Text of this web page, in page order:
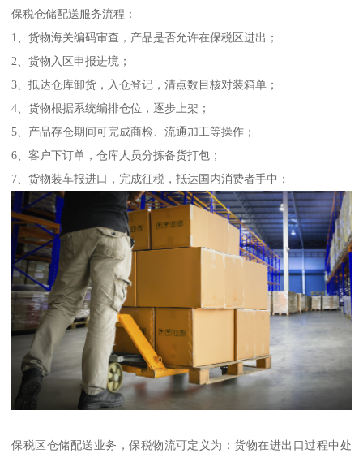
保税仓储配送服务流程：
1、货物海关编码审查，产品是否允许在保税区进出；
2、货物入区申报进境；
3、抵达仓库卸货，入仓登记，清点数目核对装箱单；
4、货物根据系统编排仓位，逐步上架；
5、产品存仓期间可完成商检、流通加工等操作；
6、客户下订单，仓库人员分拣备货打包；
7、货物装车报进口，完成征税，抵达国内消费者手中；
保税区仓储配送业务，保税物流可定义为：货物在进出口过程中处